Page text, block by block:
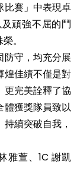
比賽」中表現卓
頑強不屈的鬥
。
防守，均充分展
煌佳績不僅是對
更完美詮釋了協
體獲獎隊員致以
續突破自我，
雅萱、1C 謝凱